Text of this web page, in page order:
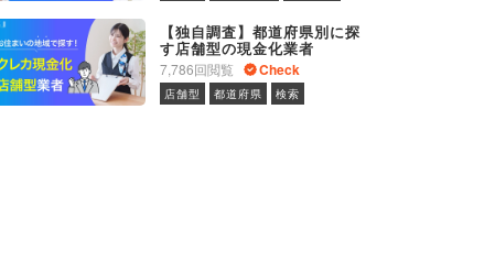
【独自調査】都道府県別に探
す店舗型の現金化業者
7,786回閲覧 Check
店舗型 都道府県 検索